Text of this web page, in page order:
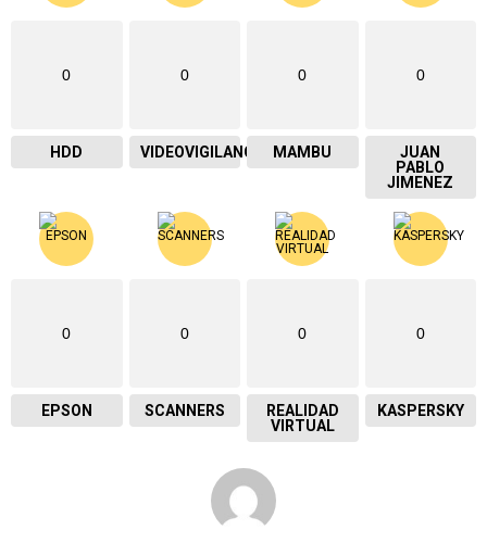
0
HDD
0
VIDEOVIGILANCIA
0
MAMBU
0
JUAN
PABLO
JIMENEZ
0
EPSON
0
SCANNERS
0
REALIDAD
VIRTUAL
0
KASPERSKY